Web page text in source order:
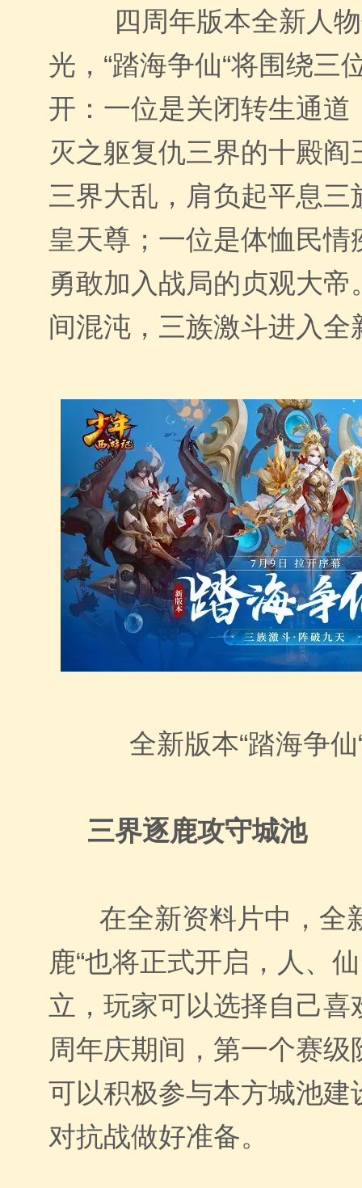
四周年版本全新人
光，“踏海争仙“将围绕三
开：一位是关闭转生通道
灭之躯复仇三界的十殿
三界大乱，肩负起平息三
皇天尊；一位是体恤民情
勇敢加入战局的贞观大
间混沌，三族激斗进入全
全新版本“踏海争
三界逐鹿攻守城池
在全新资料片中，全
鹿“也将正式开启，人、
立，玩家可以选择自己喜
周年庆期间，第一个赛
可以积极参与本方城池建
对抗战做好准备。